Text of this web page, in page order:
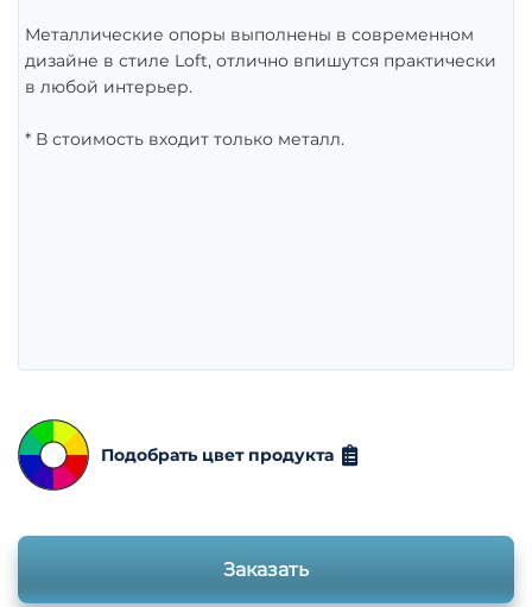
Металлические опоры выполнены в современном
дизайне в стиле Loft, отлично впишутся практически
в любой интерьер.
* В стоимость входит только металл.
Подобрать цвет продукта
Заказать